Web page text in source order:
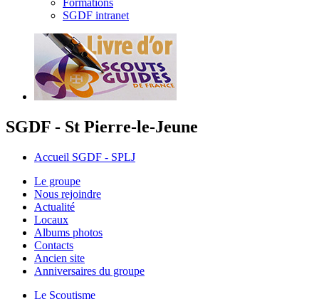
SGDF intranet
SGDF - St Pierre-le-Jeune
Accueil SGDF - SPLJ
Le groupe
Nous rejoindre
Actualité
Locaux
Albums photos
Contacts
Ancien site
Anniversaires du groupe
Le Scoutisme